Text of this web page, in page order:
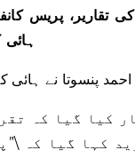
پریس
پنسوتا نے ہائی
کیا گیا کہ
کہا گیا کہ